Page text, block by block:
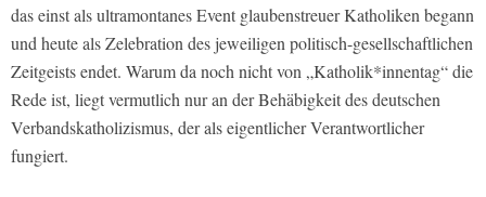
das einst als ultramontanes Event glaubenstreuer Katholiken begann
und heute als Zelebration des jeweiligen politisch-gesellschaftlichen
Zeitgeists endet. Warum da noch nicht von „Katholik*innentag“ die
Rede ist, liegt vermutlich nur an der Behäbigkeit des deutschen
Verbandskatholizismus, der als eigentlicher Verantwortlicher
fungiert.